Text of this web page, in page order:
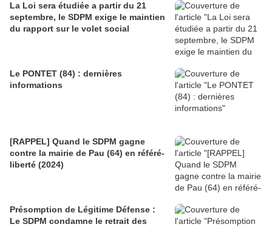
La Loi sera étudiée a partir du 21
septembre, le SDPM exige le maintien
du rapport sur le volet social
Le PONTET (84) : dernières
informations
[RAPPEL] Quand le SDPM gagne
contre la mairie de Pau (64) en référé-
liberté (2024)
Présomption de Légitime Défense :
Le SDPM condamne le retrait des